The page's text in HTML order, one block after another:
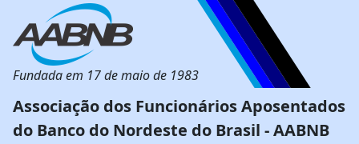
Fundada em 17 de maio de 1983
Associação dos Funcionários Aposentados
do Banco do Nordeste do Brasil - AABNB